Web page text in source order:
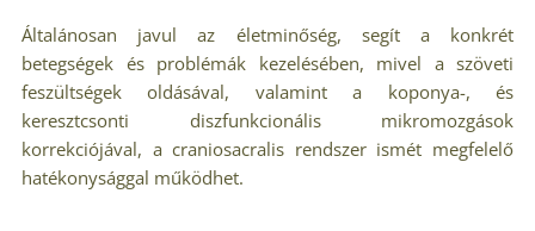
Általánosan javul az életminőség, segít a konkrét
betegségek és problémák kezelésében, mivel a szöveti
feszültségek oldásával, valamint a koponya-, és
keresztcsonti diszfunkcionális mikromozgások
korrekciójával, a craniosacralis rendszer ismét megfelelő
hatékonysággal működhet.